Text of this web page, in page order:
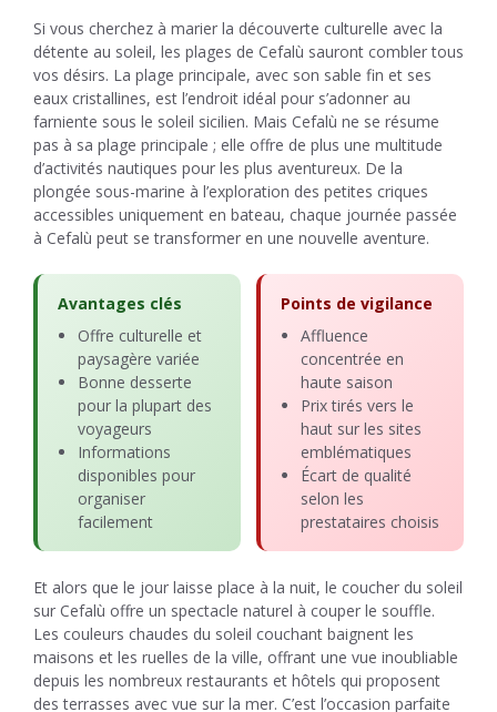
Si vous cherchez à marier la découverte culturelle avec la
détente au soleil, les plages de Cefalù sauront combler tous
vos désirs. La plage principale, avec son sable fin et ses
eaux cristallines, est l’endroit idéal pour s’adonner au
farniente sous le soleil sicilien. Mais Cefalù ne se résume
pas à sa plage principale ; elle offre de plus une multitude
d’activités nautiques pour les plus aventureux. De la
plongée sous-marine à l’exploration des petites criques
accessibles uniquement en bateau, chaque journée passée
à Cefalù peut se transformer en une nouvelle aventure.
Avantages clés
Offre culturelle et
paysagère variée
Bonne desserte
pour la plupart des
voyageurs
Informations
disponibles pour
organiser
facilement
Points de vigilance
Affluence
concentrée en
haute saison
Prix tirés vers le
haut sur les sites
emblématiques
Écart de qualité
selon les
prestataires choisis
Et alors que le jour laisse place à la nuit, le coucher du soleil
sur Cefalù offre un spectacle naturel à couper le souffle.
Les couleurs chaudes du soleil couchant baignent les
maisons et les ruelles de la ville, offrant une vue inoubliable
depuis les nombreux restaurants et hôtels qui proposent
des terrasses avec vue sur la mer. C’est l’occasion parfaite